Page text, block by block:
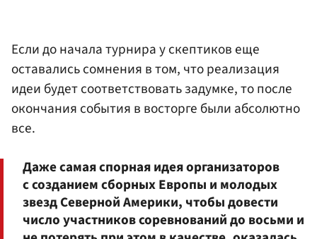
Если до начала турнира у скептиков еще
оставались сомнения в том, что реализация
идеи будет соответствовать задумке, то после
окончания события в восторге были абсолютно
все.
Даже самая спорная идея организаторов
с созданием сборных Европы и молодых
звезд Северной Америки, чтобы довести
число участников соревнований до восьми и